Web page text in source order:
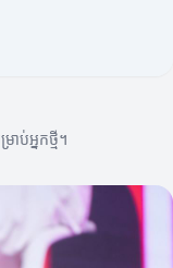
ាប់អ្នកថ្មី។